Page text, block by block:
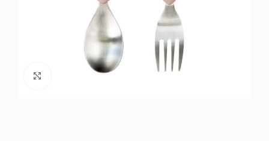
Noklikšķiniet, lai palielinātu